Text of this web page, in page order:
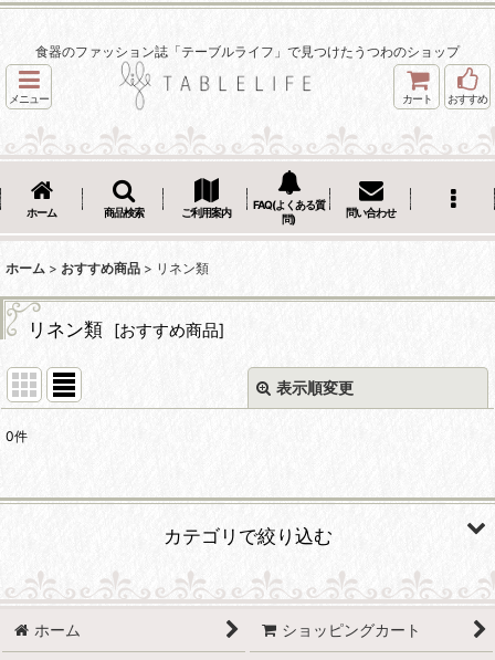
食器のファッション誌「テーブルライフ」で見つけたうつわのショップ
メニュー カート おすすめ
ホーム 商品検索 ご利用案内
FAQ(よくある質
問)
問い合わせ
ホーム > おすすめ商品 > リネン類
リネン類 [おすすめ商品]
表示順変更
並び順
絞り込む
0件
カテゴリで絞り込む
リネン類 (全商品)
テーブルクロス
ホーム ショッピングカート